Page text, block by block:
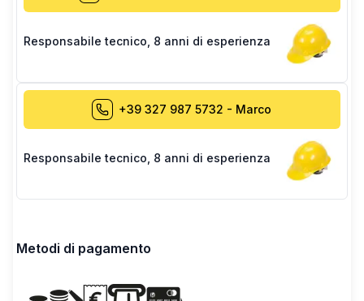
Responsabile tecnico 8 anni di esperienza
+39 327 987 5732 - Marco
Responsabile tecnico 8 anni di esperienza
Metodi di pagamento